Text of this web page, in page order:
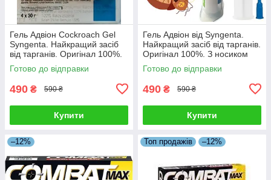
Гель Адвіон Cockroach Gel
Syngenta. Найкращий засіб
від тарганів. Оригінал 100%.
З носиком
Готово до відправки
490 ₴ 590 ₴
Купити
Гель Адвіон від Syngenta.
Найкращий засіб від тарганів.
Оригінал 100%. З носиком
Готово до відправки
490 ₴ 590 ₴
Купити
–12% Топ продажів –12%